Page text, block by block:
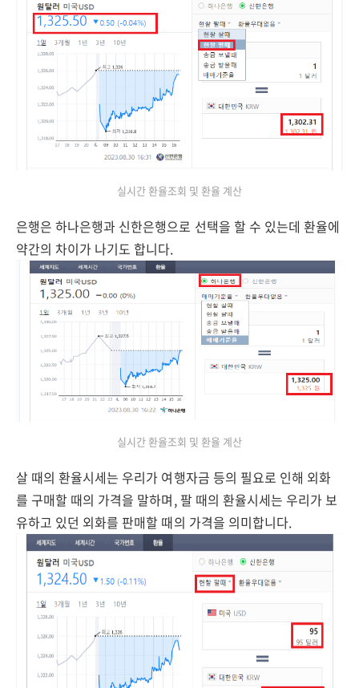
실시간 환율조회 및 환율 계산
은행은 하나은행과 신한은행으로 선택을 할 수 있는데 환율에
약간의 차이가 나기도 합니다.
실시간 환율조회 및 환율 계산
살 때의 환율시세는 우리가 여행자금 등의 필요로 인해 외화
를 구매할 때의 가격을 말하며, 팔 때의 환율시세는 우리가 보
유하고 있던 외화를 판매할 때의 가격을 의미합니다.